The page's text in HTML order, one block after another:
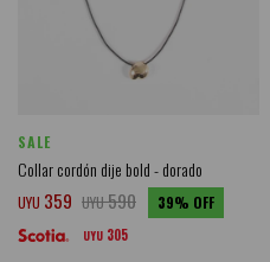
SALE
Collar cordón dije bold - dorado
UYU 359 UYU590 39
UYU 305